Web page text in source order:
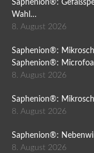
Saphenion®:
Wahl…
8. August 2026
Saphenion®:
Saphenion®:
8. August 2026
Saphenion®:
8. August 2026
Saphenion®:
8. August 2026